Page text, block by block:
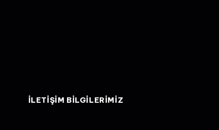
ILETIŞIM BILGILERIMIZ